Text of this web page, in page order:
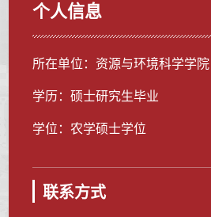
个人信息
所在单位：资源与环境科学学院
学历：硕士研究生毕业
学位：农学硕士学位
联系方式